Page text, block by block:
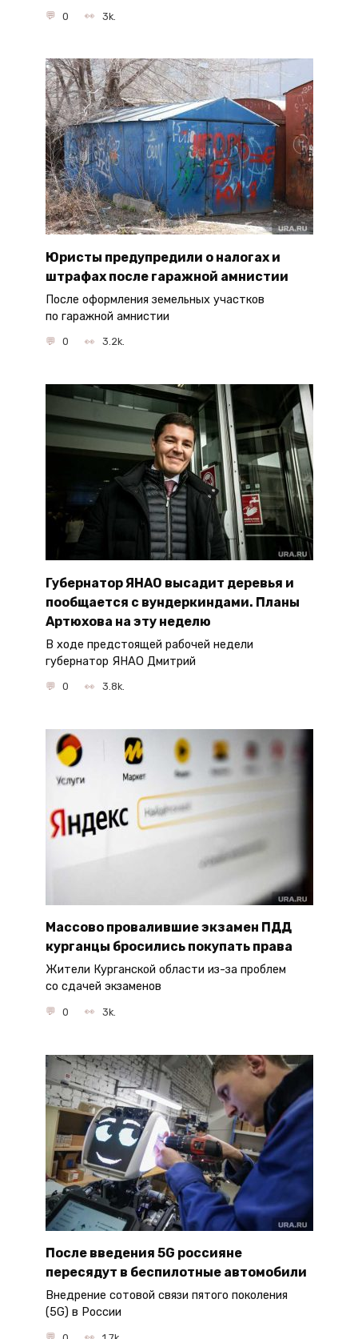
0 3k.
Юристы предупредили о налогах и
штрафах после гаражной амнистии
После оформления земельных участков
по гаражной амнистии
0 3.2k.
Губернатор ЯНАО высадит деревья и
пообщается с вундеркиндами. Планы
Артюхова на эту неделю
В ходе предстоящей рабочей недели
губернатор ЯНАО Дмитрий
0 3.8k.
Массово провалившие экзамен ПДД
курганцы бросились покупать права
Жители Курганской области из-за проблем
со сдачей экзаменов
0 3k.
После введения 5G россияне
пересядут в беспилотные автомобили
Внедрение сотовой связи пятого поколения
(5G) в России